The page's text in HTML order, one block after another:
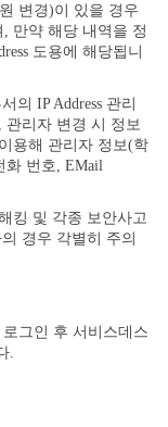
변경)이 있을 경우
만약 해당 내역을 정
도용에 해당됩니
의 IP Address 관리
리자 변경 시 정보
용해 관리자 정보(학
화 번호, EMail
킹 및 각종 보안사고
경우 각별히 주의
그인 후 서비스데스
.